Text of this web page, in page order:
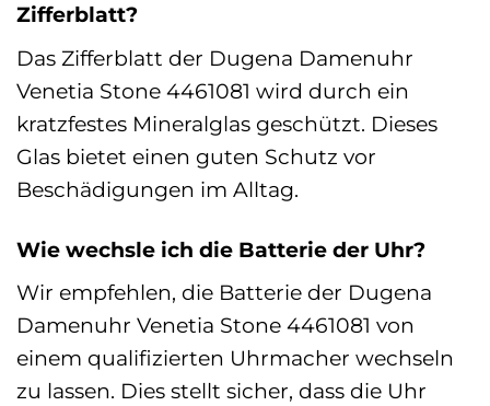
Zifferblatt?
Das Zifferblatt der Dugena Damenuhr
Venetia Stone 4461081 wird durch ein
kratzfestes Mineralglas geschützt. Dieses
Glas bietet einen guten Schutz vor
Beschädigungen im Alltag.
Wie wechsle ich die Batterie der Uhr?
Wir empfehlen, die Batterie der Dugena
Damenuhr Venetia Stone 4461081 von
einem qualifizierten Uhrmacher wechseln
zu lassen. Dies stellt sicher, dass die Uhr